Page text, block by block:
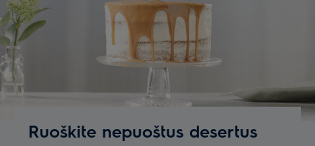
Ruoškite nepuoštus desertus